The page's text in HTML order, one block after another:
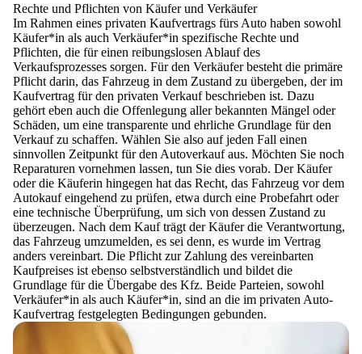
Rechte und Pflichten von Käufer und Verkäufer
Im Rahmen eines privaten Kaufvertrags fürs Auto haben sowohl
Käufer*in als auch Verkäufer*in spezifische Rechte und
Pflichten, die für einen reibungslosen Ablauf des
Verkaufsprozesses sorgen. Für den Verkäufer besteht die primäre
Pflicht darin, das Fahrzeug in dem Zustand zu übergeben, der im
Kaufvertrag für den privaten Verkauf beschrieben ist. Dazu
gehört eben auch die Offenlegung aller bekannten Mängel oder
Schäden, um eine transparente und ehrliche Grundlage für den
Verkauf zu schaffen. Wählen Sie also auf jeden Fall einen
sinnvollen Zeitpunkt für den Autoverkauf aus. Möchten Sie noch
Reparaturen vornehmen lassen, tun Sie dies vorab. Der Käufer
oder die Käuferin hingegen hat das Recht, das Fahrzeug vor dem
Autokauf eingehend zu prüfen, etwa durch eine Probefahrt oder
eine technische Überprüfung, um sich von dessen Zustand zu
überzeugen. Nach dem Kauf trägt der Käufer die Verantwortung,
das Fahrzeug umzumelden, es sei denn, es wurde im Vertrag
anders vereinbart. Die Pflicht zur Zahlung des vereinbarten
Kaufpreises ist ebenso selbstverständlich und bildet die
Grundlage für die Übergabe des Kfz. Beide Parteien, sowohl
Verkäufer*in als auch Käufer*in, sind an die im privaten Auto-
Kaufvertrag festgelegten Bedingungen gebunden.